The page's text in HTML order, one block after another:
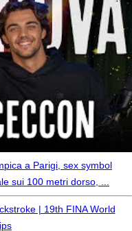
a Parigi, sex symbol
sui 100 metri dorso, ...
| 19th FINA World